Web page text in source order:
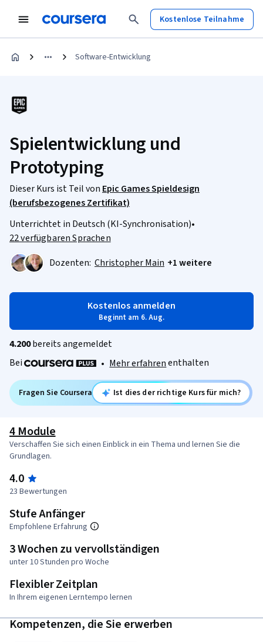
Kostenlose Teilnahme
Software-Entwicklung
Spielentwicklung und
Prototyping
Dieser Kurs ist Teil von Epic Games Spieldesign
(berufsbezogenes Zertifikat)
Unterrichtet in Deutsch (KI-Synchronisation)•
22 verfügbaren Sprachen
Dozenten: Christopher Main +1 weitere
Kostenlos anmelden
Beginnt am 6. Aug.
4.200bereits angemeldet
Bei
• Mehr erfahrenenthalten
Fragen Sie Coursera Ist dies der richtige Kurs für mich?
4 Module
Verschaffen Sie sich einen Einblick in ein Thema und lernen Sie die
Grundlagen.
4.0
23 Bewertungen
Stufe Anfänger
Empfohlene Erfahrung
3 Wochen zu vervollständigen
unter 10 Stunden pro Woche
Flexibler Zeitplan
In Ihrem eigenen Lerntempo lernen
Kompetenzen, die Sie erwerben